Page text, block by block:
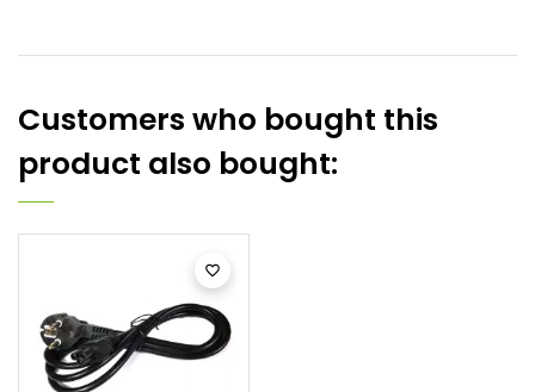
Customers who bought this
product also bought:
